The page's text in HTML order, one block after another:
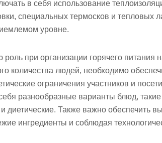
в себя использование
специальных термосков и тепловых
уровне.
роль при организации горячего питания
количества людей, необходимо
ограничения участников и
разнообразные варианты блюд,
Также важно обеспечить
ингредиенты и соблюдая